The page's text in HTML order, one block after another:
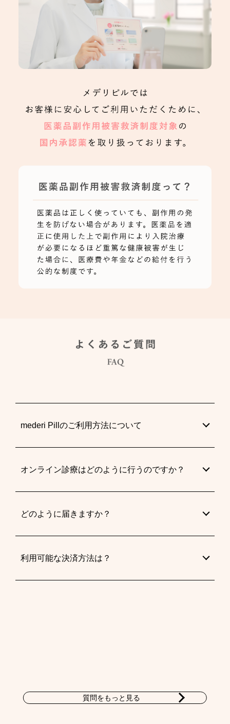
mederi Pillのご利用方法について
オンライン診療はどのように行うのですか？
どのように届きますか？
利用可能な決済方法は？
質問をもっと見る